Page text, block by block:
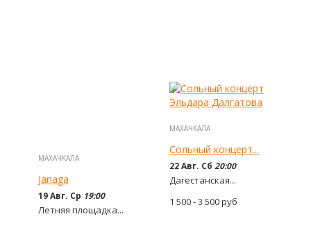
МАХАЧКАЛА
Janaga
19 Авг. Ср 19:00
Летняя площадка...
МАХАЧКАЛА
Сольный концерт...
22 Авг. Сб 20:00
Дагестанская...
1 500 - 3 500руб